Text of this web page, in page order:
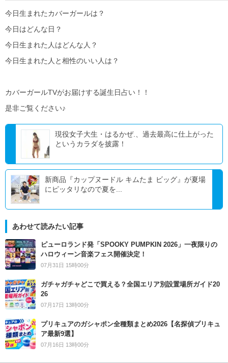
今日生まれたカバーガールは？
今日はどんな日？
今日生まれた人はどんな人？
今日生まれた人と相性のいい人は？
カバーガールTVがお届けする誕生日占い！！
是非ご覧ください♪
現役女子大生・はるかぜ.、過去最高に仕上がった
というカラダを披露！
新商品『カップヌードル キムたま ビッグ』が夏場
にピッタリなので夏を...
あわせて読みたい記事
ピューロランド発「SPOOKY PUMPKIN 2026」一夜限りの
ハロウィーン音楽フェス開催決定！
07月31日 15時00分
ガチャガチャどこで買える？全国エリア別設置場所ガイド20
26
07月17日 13時00分
プリキュアのガシャポン全種類まとめ2026【名探偵プリキュ
ア最新9選】
07月16日 13時00分